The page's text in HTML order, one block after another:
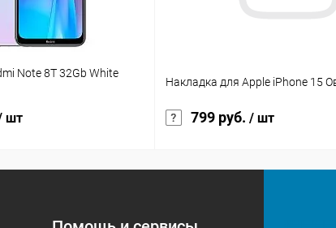
Note 8T 32Gb White
шт
Накладка для Apple iPhone 15
799 руб. / шт